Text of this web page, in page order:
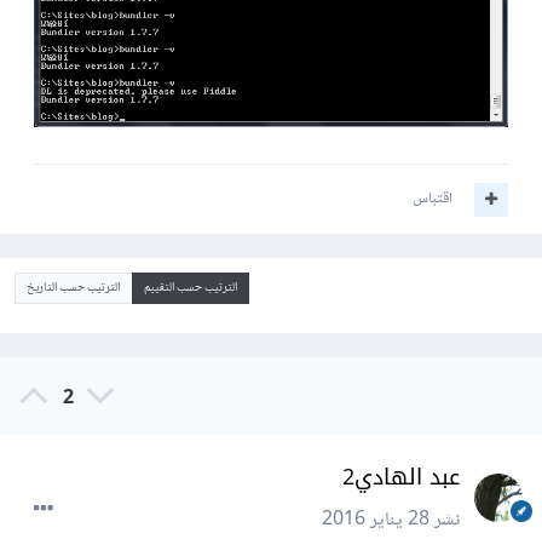
اقتباس
الترتيب حسب التقييم الترتيب حسب التاريخ
2
عبد الهادي2
نشر28 يناير 2016